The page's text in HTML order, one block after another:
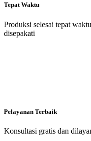
Tepat Waktu
Produksi selesai tepat
disepakati
Pelayanan Terbaik
Konsultasi gratis dan